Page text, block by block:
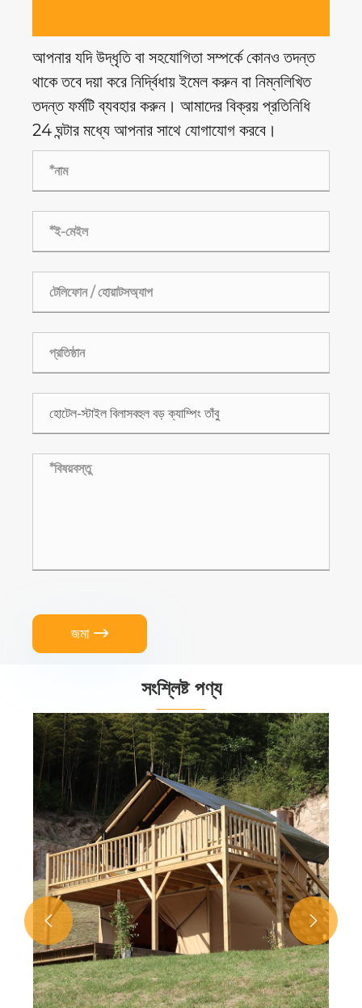
আপনার যদি উদ্ধৃতি বা সহযোগিতা সম্পর্কে কোনও তদন্ত
থাকে তবে দয়া করে নির্দ্বিধায় ইমেল করুন বা নিম্নলিখিত
তদন্ত ফর্মটি ব্যবহার করুন। আমাদের বিক্রয় প্রতিনিধি
24 ঘন্টার মধ্যে আপনার সাথে যোগাযোগ করবে।
জমা 
সংশ্লিষ্ট পণ্য
 